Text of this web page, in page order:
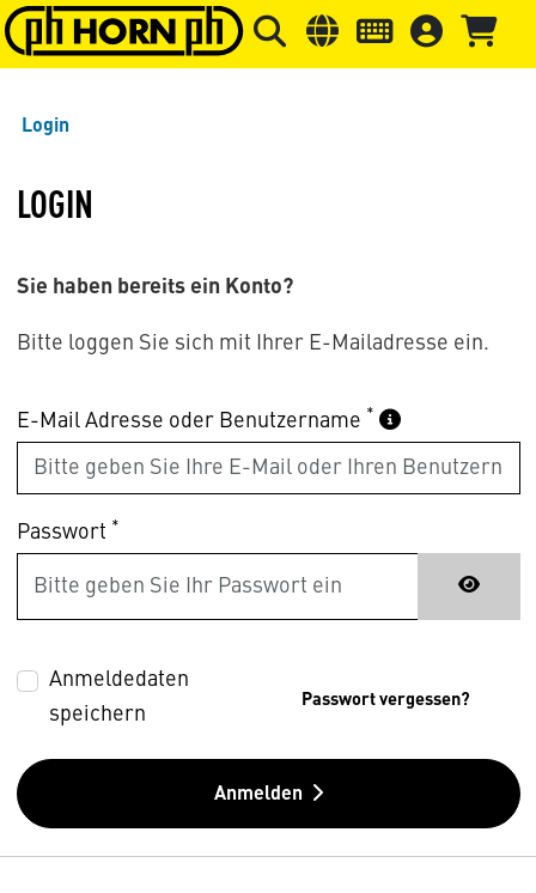
Springe zu Hauptinhalt Springe zum Header Springe
Login
LOGIN
Sie haben bereits ein Konto?
Bitte loggen Sie sich mit Ihrer E-Mailadresse ein.
E-Mail Adresse oder Benutzername *
Passwort *
Anmeldedaten
speichern
Passwort vergessen?
Anmelden